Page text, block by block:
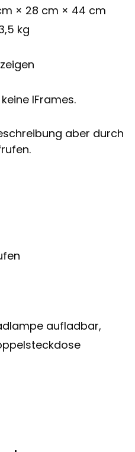
× 28 cm × 44 cm
kg
IFrames.
aber durch
aufladbar,